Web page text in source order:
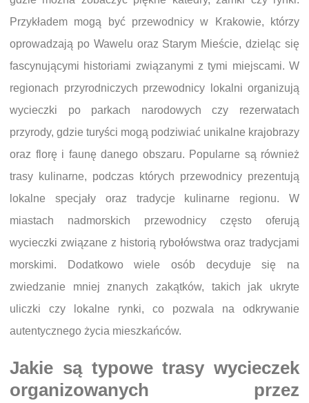
Przykładem mogą być przewodnicy w Krakowie, którzy
oprowadzają po Wawelu oraz Starym Mieście, dzieląc się
fascynującymi historiami związanymi z tymi miejscami. W
regionach przyrodniczych przewodnicy lokalni organizują
wycieczki po parkach narodowych czy rezerwatach
przyrody, gdzie turyści mogą podziwiać unikalne krajobrazy
oraz florę i faunę danego obszaru. Popularne są również
trasy kulinarne, podczas których przewodnicy prezentują
lokalne specjały oraz tradycje kulinarne regionu. W
miastach nadmorskich przewodnicy często oferują
wycieczki związane z historią rybołówstwa oraz tradycjami
morskimi. Dodatkowo wiele osób decyduje się na
zwiedzanie mniej znanych zakątków, takich jak ukryte
uliczki czy lokalne rynki, co pozwala na odkrywanie
autentycznego życia mieszkańców.
Jakie są typowe trasy wycieczek
organizowanych przez